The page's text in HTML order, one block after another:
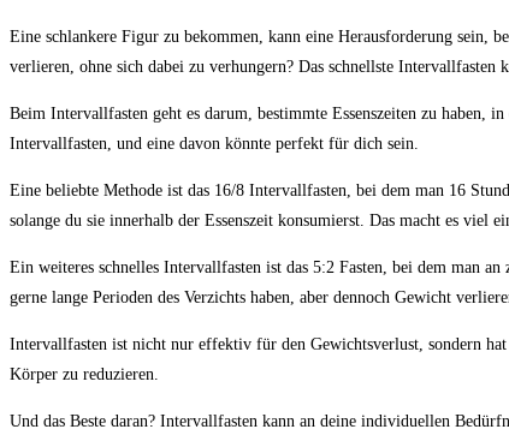
Eine schlankere​ Figur zu bekommen, kann eine Herausforderung⁤ sein,
verlieren, ​ohne ‌sich dabei ⁤zu ⁣verhungern? ⁣Das schnellste ⁢Intervallfasten
Beim ‌Intervallfasten geht es darum, bestimmte⁤ Essenszeiten zu⁤
Intervallfasten, und eine davon ⁢könnte ​perfekt für dich sein.
Eine beliebte Methode ist das 16/8 Intervallfasten, bei dem ​man 16
solange du sie​ innerhalb​ der⁤ Essenszeit konsumierst. Das macht es viel
Ein weiteres‍ schnelles ⁢Intervallfasten ist das 5:2 Fasten, bei dem man
gerne lange⁤ Perioden des Verzichts haben, aber dennoch Gewicht
Intervallfasten‍ ist​ nicht nur effektiv‌ für den ⁤Gewichtsverlust, sondern
Körper zu ⁢reduzieren.
Und ⁢das Beste daran?‌ Intervallfasten‍ kann ​an deine⁣ individuellen